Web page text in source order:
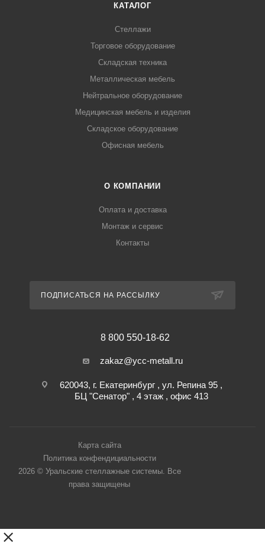
КАТАЛОГ
Стеллажи
Торговое оборудование
Складская техника
Металлическая мебель
Нейтральное оборудование
Медицинская мебель и изделия
Складское оборудование
Офисная мебель
О КОМПАНИИ
Оплата и доставка
Монтаж и сервис
Контакты
ПОДПИСАТЬСЯ НА РАССЫЛКУ
8 800 550-18-62
zakaz@ycc-metall.ru
620043, г. Екатеринбург , ул. Репина 95 ,
БЦ "Сенатор" , 4 этаж , офис 413
Карта сайта
Политика конфендициальности
2026 © Уральские стеллажные системы. Все
права защищены